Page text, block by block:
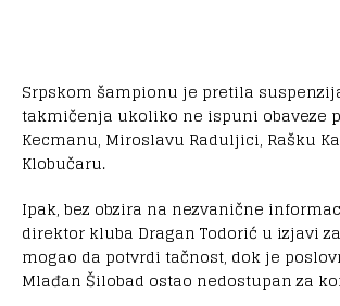
Srpskom šampionu je pretila
takmičenja ukoliko ne ispuni obaveze
Kecmanu, Miroslavu Raduljici, Rašku
Klobučaru.
Ipak, bez obzira na nezvanične
direktor kluba Dragan Todorić u izjavi za
mogao da potvrdi tačnost, dok je
Mlađan Šilobad ostao nedostupan za